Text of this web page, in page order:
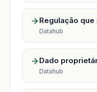
Regulação
Datahub
Dado
Datahub